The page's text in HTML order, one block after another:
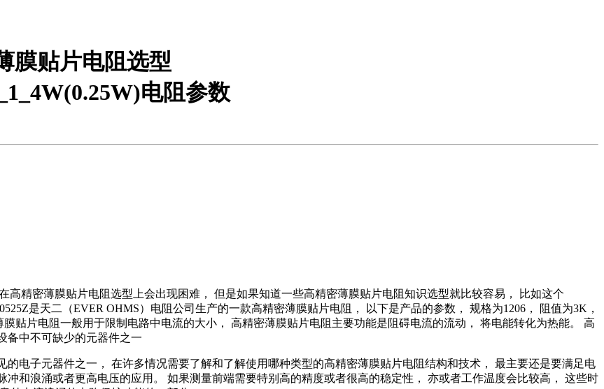
膜贴片电阻选型
电阻参数
高精密薄膜贴片电阻选型上会出现困难， 但是如果知道一些高精密薄膜贴片电阻知识选型就比较容易，
比如这个
是天二（EVER OHMS）电阻公司生产的一款高精密薄膜贴片电阻， 以下是产品的参数， 规格为1206，
阻值为3K，
贴片电阻一般用于限制电路中电流的大小， 高精密薄膜贴片电阻主要功能是阻碍电流的流动， 将电能转化为热能。 高
备中不可缺少的元器件之一
的电子元器件之一， 在许多情况需要了解和了解使用哪种类型的高精密薄膜贴片电阻结构和技术， 最主要还是要满足电
冲和浪涌或者更高电压的应用。 如果测量前端需要特别高的精度或者很高的稳定性， 亦或者工作温度会比较高， 这些时